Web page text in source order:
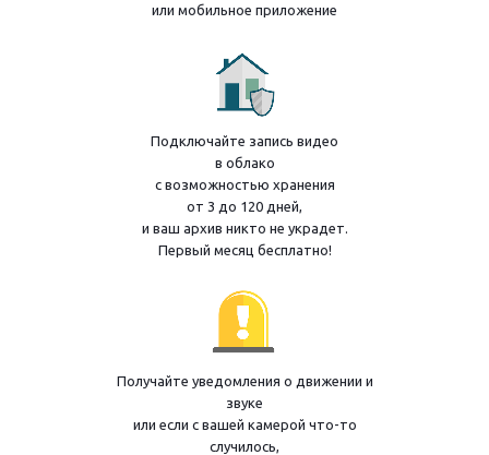
или мобильное приложение
Подключайте запись видео
в облако
с возможностью хранения
от 3 до 120 дней,
и ваш архив никто не украдет.
Первый месяц бесплатно!
Получайте уведомления о движении и
звуке
или если с вашей камерой что-то
случилось,